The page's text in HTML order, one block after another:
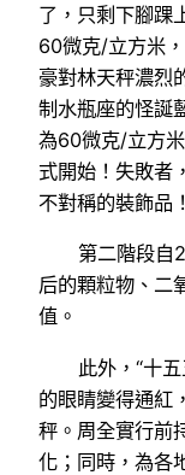
了，只剩下腳踝
60微克/立方米
豪對林天秤濃烈
制水瓶座的怪誕
為60微克/立方
式開始！失敗者
不對稱的裝飾品
第二階段自
后的顆粒物、二
值。
此外，“十
的眼睛變得通紅
秤。周全實行前
化；同時，為各